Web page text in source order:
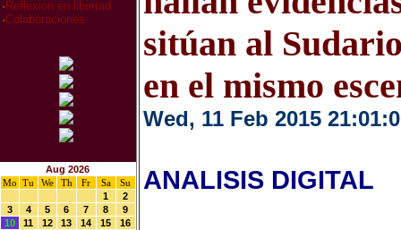
· Reflexion en libertad
·Colaboraciones
Aug 2026
Mo
Tu We Th Fr Sa
Su
1
2
3
4 5 6 7 8
9
10
11 12 13 14 15
16
sitúan al
en el mismo
Wed, 11 Feb 2015
ANALISIS DIGITAL